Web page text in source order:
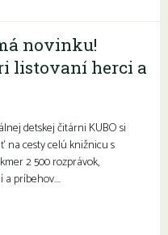
novinku!
listovaní herci a
detskej čitárni KUBO si
na cesty celú knižnicu s
2 500 rozprávok,
a príbehov….